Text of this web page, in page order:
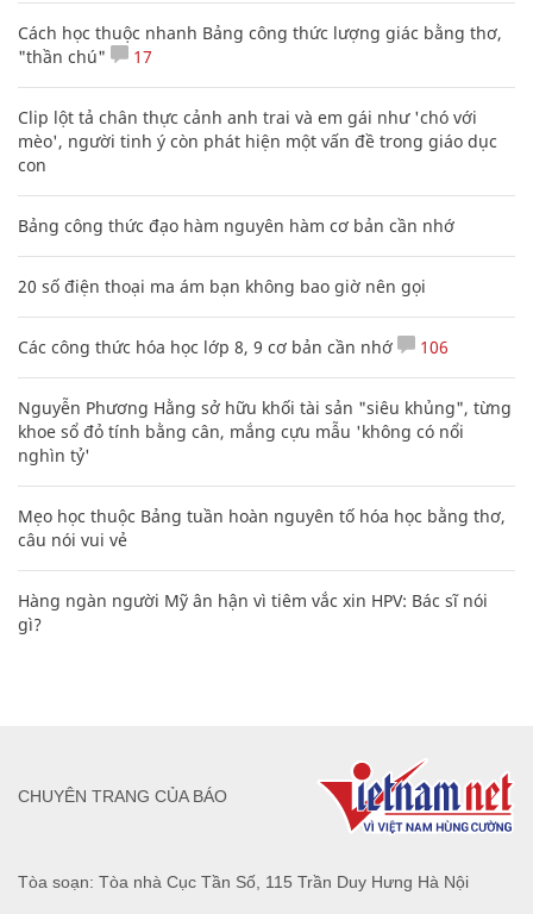
Cách học thuộc nhanh Bảng công thức lượng giác bằng thơ,
"thần chú"
17
Clip lột tả chân thực cảnh anh trai và em gái như 'chó với
mèo', người tinh ý còn phát hiện một vấn đề trong giáo dục
con
Bảng công thức đạo hàm nguyên hàm cơ bản cần nhớ
20 số điện thoại ma ám bạn không bao giờ nên gọi
Các công thức hóa học lớp 8, 9 cơ bản cần nhớ 106
Nguyễn Phương Hằng sở hữu khối tài sản "siêu khủng", từng
khoe sổ đỏ tính bằng cân, mắng cựu mẫu 'không có nổi
nghìn tỷ'
Mẹo học thuộc Bảng tuần hoàn nguyên tố hóa học bằng thơ,
câu nói vui vẻ
Hàng ngàn người Mỹ ân hận vì tiêm vắc xin HPV: Bác sĩ nói
gì?
Tòa soạn: Tòa nhà Cục Tần Số, 115 Trần Duy Hưng Hà Nội
CHUYÊN TRANG CỦA BÁO